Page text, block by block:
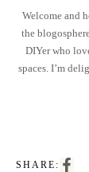
Welcome and
the
DIYer who
spaces. I’m
SHARE: